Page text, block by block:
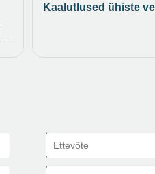
Kaalutlused ühiste